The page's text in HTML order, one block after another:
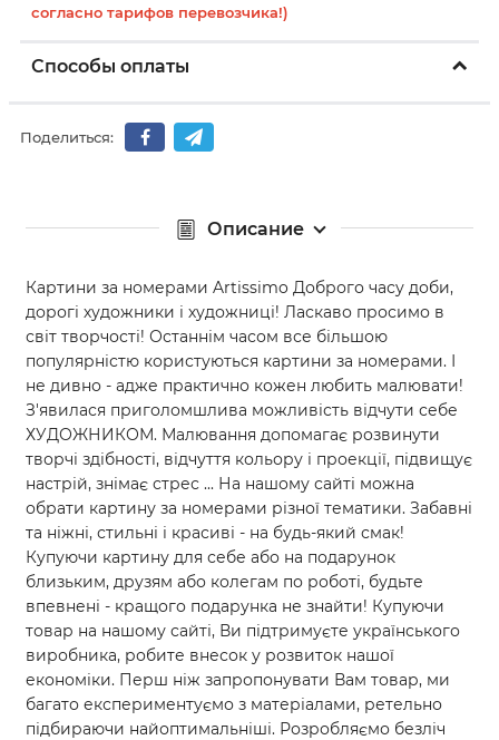
согласно тарифов перевозчика!)
Способы оплаты
Поделиться:
Описание
Картини за номерами Artissimo Доброго часу доби,
дорогі художники і художниці! Ласкаво просимо в
світ творчості! Останнім часом все більшою
популярністю користуються картини за номерами. І
не дивно - адже практично кожен любить малювати!
З'явилася приголомшлива можливість відчути себе
ХУДОЖНИКОМ. Малювання допомагає розвинути
творчі здібності, відчуття кольору і проекції, підвищує
настрій, знімає стрес ... На нашому сайті можна
обрати картину за номерами різної тематики. Забавні
та ніжні, стильні і красиві - на будь-який смак!
Купуючи картину для себе або на подарунок
близьким, друзям або колегам по роботі, будьте
впевнені - кращого подарунка не знайти! Купуючи
товар на нашому сайті, Ви підтримуєте українського
виробника, робите внесок у розвиток нашої
економіки. Перш ніж запропонувати Вам товар, ми
багато експериментуємо з матеріалами, ретельно
підбираючи найоптимальніші. Розробляємо безліч